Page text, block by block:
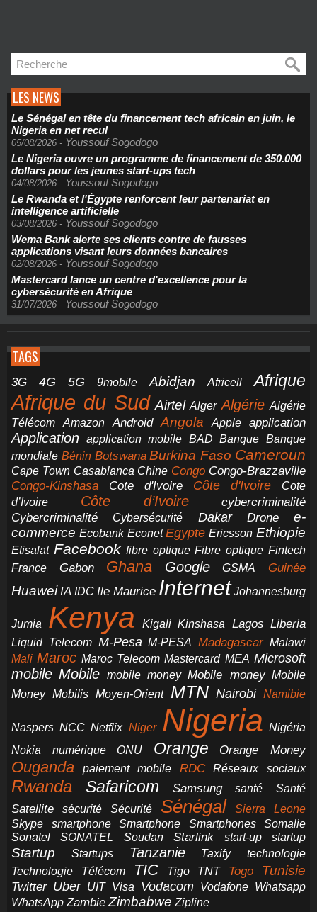
LES NEWS
Le Sénégal en tête du financement tech africain en juin, le
Nigeria en net recul
05/08/2026 - Youssouf Sogodogo
Le Nigeria ouvre un programme de financement de 350.000
dollars pour les jeunes start-ups tech
04/08/2026 - Youssouf Sogodogo
Le Rwanda et l'Égypte renforcent leur partenariat en
intelligence artificielle
03/08/2026 - Youssouf Sogodogo
Wema Bank alerte ses clients contre de fausses
applications visant leurs données bancaires
02/08/2026 - Youssouf Sogodogo
Mastercard lance un centre d'excellence pour la
cybersécurité en Afrique
31/07/2026 - Youssouf Sogodogo
TAGS
3G 4G 5G 9mobile Abidjan Africell Afrique
Afrique du Sud Airtel Alger Algérie Algérie
Télécom
Amazon Android Angola Apple application
Application application mobile BAD Banque Banque
mondiale Bénin Botswana Burkina Faso Cameroun
Cape Town Casablanca Chine Congo Congo-Brazzaville
Congo-Kinshasa Cote d'Ivoire Côte d'Ivoire
Cote
d’Ivoire
Côte d’Ivoire
cybercriminalité
Cybercriminalité
Cybersécurité Dakar Drone
e-
commerce Ecobank Econet Egypte Ericsson Ethiopie
Etisalat Facebook fibre optique Fibre optique Fintech
France
Gabon Ghana Google GSMA Guinée
Huawei IA IDC Ile Maurice Internet Johannesburg
Jumia Kenya Kigali Kinshasa Lagos Liberia
Liquid Telecom M-Pesa M-PESA Madagascar Malawi
Mali Maroc Maroc Telecom Mastercard MEA Microsoft
mobile Mobile mobile money Mobile money Mobile
Money Mobilis Moyen-Orient MTN Nairobi Namibie
Naspers NCC Netflix Niger Nigeria Nigéria
Nokia
numérique ONU Orange Orange Money
Ouganda paiement mobile RDC Réseaux sociaux
Rwanda Safaricom Samsung santé Santé
Satellite sécurité Sécurité Sénégal
Sierra Leone
Skype
smartphone Smartphone Smartphones
Somalie
Sonatel
SONATEL Soudan Starlink start-up startup
Startup Startups Tanzanie Taxify
technologie
Technologie
Télécom TIC Tigo TNT Togo Tunisie
Twitter Uber UIT Visa Vodacom Vodafone Whatsapp
WhatsApp Zambie Zimbabwe Zipline